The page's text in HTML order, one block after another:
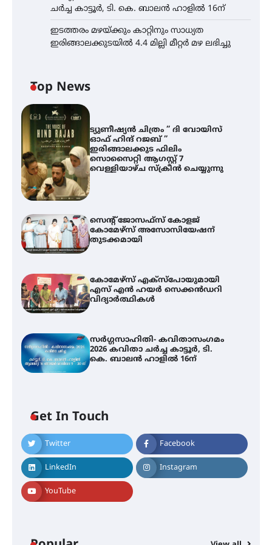
ചർച്ച കാട്ടൂർ, ടി. കെ. ബാലൻ ഹാളിൽ 16ന്
ഇടത്തരം മഴയ്ക്കും കാറ്റിനും സാധ്യത
ഇരിങ്ങാലക്കുടയിൽ 4.4 മില്ലി മീറ്റർ മഴ ലഭിച്ചു
Top News
ട്യുണീഷ്യൻ ചിത്രം ” ദി വോയിസ്
ഓഫ് ഹിന്ദ് റജബ് ”
ഇരിങ്ങാലക്കുട ഫിലിം
സൊസൈറ്റി ആഗസ്റ്റ് 7
വെള്ളിയാഴ്ച സ്‌ക്രീൻ ചെയ്യുന്നു
സെന്റ് ജോസഫ്സ് കോളജ്
കോമേഴ്‌സ് അസോസിയേഷന്
തുടക്കമായി
കോമേഴ്സ് എക്സ്പോയുമായി
എസ് എൻ ഹയർ സെക്കൻഡറി
വിദ്യാർത്ഥികൾ
സർഗ്ഗസാഹിതി- കവിതാസംഗമം
2026 കവിതാ ചർച്ച കാട്ടൂർ, ടി.
കെ. ബാലൻ ഹാളിൽ 16ന്
Get In Touch
Twitter Facebook
LinkedIn Instagram
YouTube